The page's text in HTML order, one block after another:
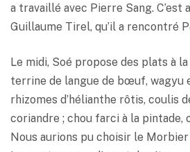
a travaillé avec Pierre Sang. C’est
Guillaume Tirel, qu’il a rencontré
Le midi, Soé propose des plats à
terrine de langue de bœuf, wagyu
rhizomes d’hélianthe rôtis, coulis
coriandre ; chou farci à la pintade,
Nous aurions pu choisir le